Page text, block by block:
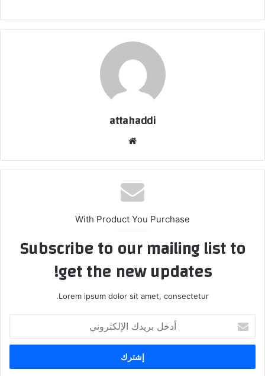
attahaddi
الوي
ب
With Product You Purchase
Subscribe to our mailing list to
get the new updates!
Lorem ipsum dolor sit amet, consectetur.
خ
ب